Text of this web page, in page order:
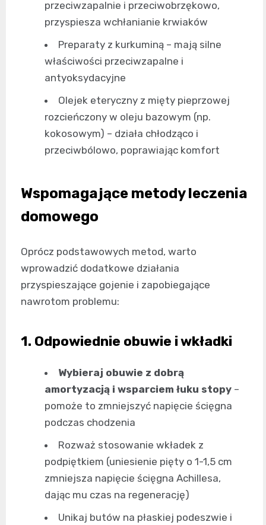
przeciwzapalnie i przeciwobrzękowo,
przyspiesza wchłanianie krwiaków
Preparaty z kurkuminą – mają silne
właściwości przeciwzapalne i
antyoksydacyjne
Olejek eteryczny z mięty pieprzowej
rozcieńczony w oleju bazowym (np.
kokosowym) – działa chłodząco i
przeciwbólowo, poprawiając komfort
Wspomagające metody leczenia
domowego
Oprócz podstawowych metod, warto
wprowadzić dodatkowe działania
przyspieszające gojenie i zapobiegające
nawrotom problemu:
1. Odpowiednie obuwie i wkładki
Wybieraj obuwie z dobrą
amortyzacją i wsparciem łuku stopy –
pomoże to zmniejszyć napięcie ścięgna
podczas chodzenia
Rozważ stosowanie wkładek z
podpiętkiem (uniesienie pięty o 1-1,5 cm
zmniejsza napięcie ścięgna Achillesa,
dając mu czas na regenerację)
Unikaj butów na płaskiej podeszwie i